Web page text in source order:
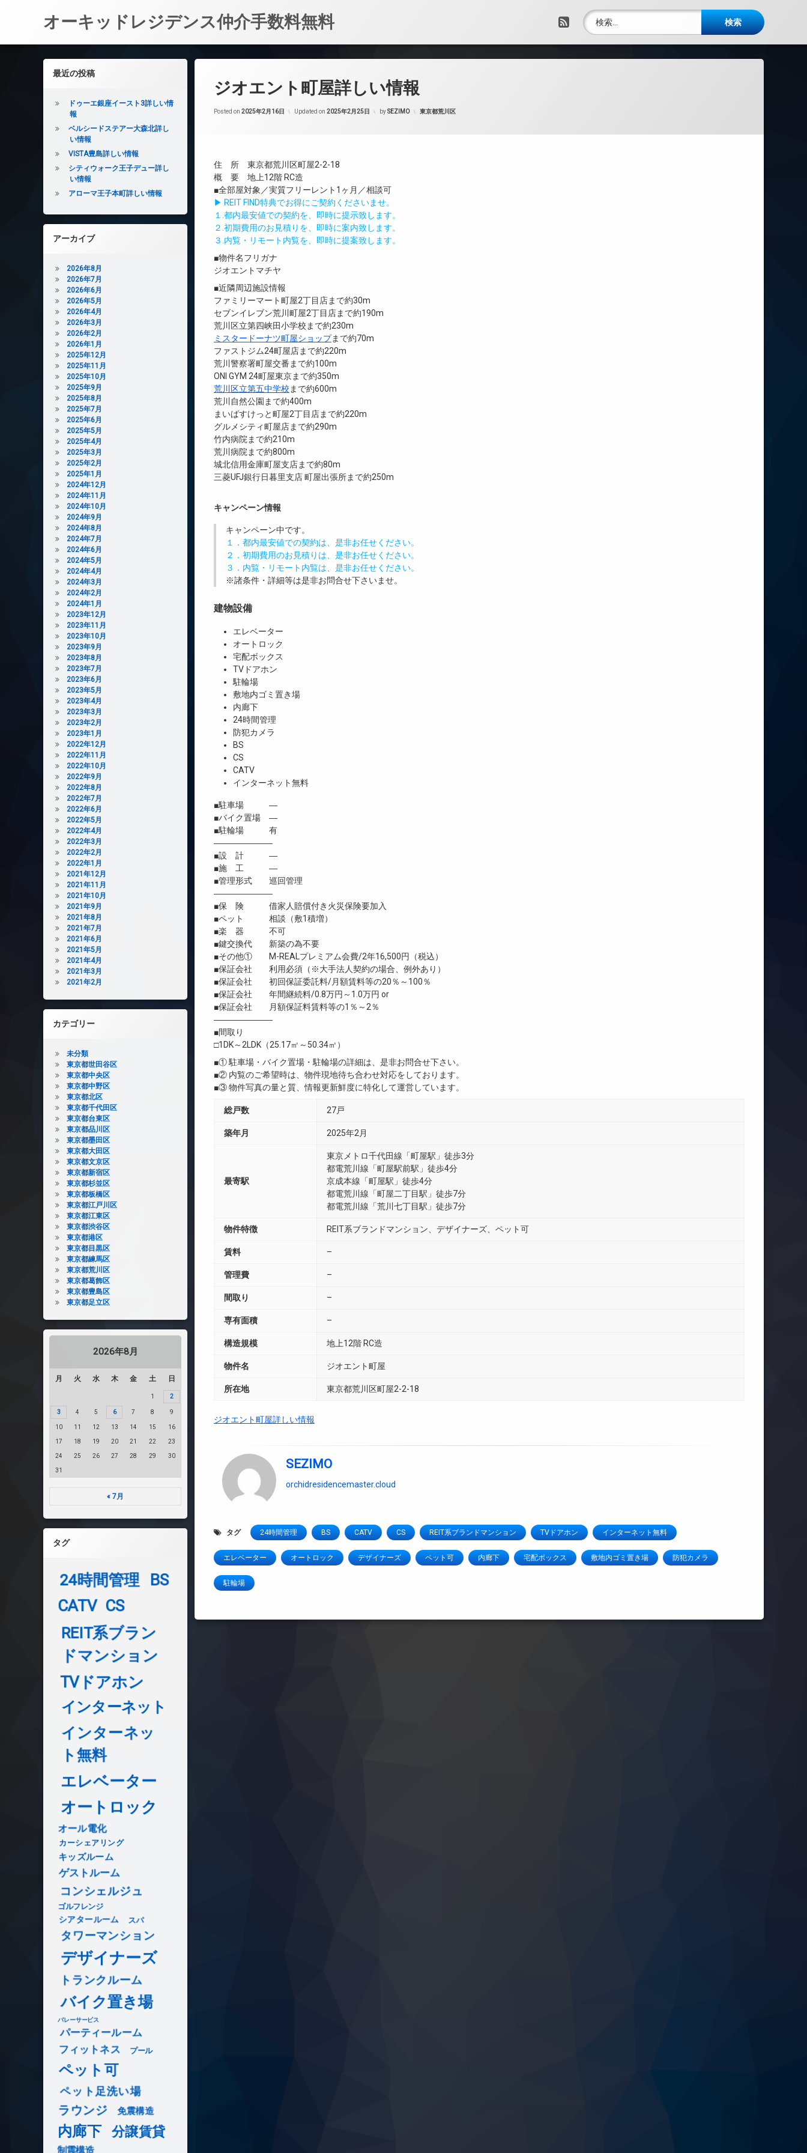
オーキッドレジデンス仲介手数料無料 RSS
検索:
ジオエント町屋詳しい情報
Posted on 2025年2月16日 Updated on 2025年2月25日 bySEZIMO カテゴリー:
東京都荒川区
住 所 東京都荒川区町屋2-2-18
概 要 地上12階 RC造
■全部屋対象／実質フリーレント1ヶ月／相談可
▶ REIT FIND特典でお得にご契約くださいませ。
１.都内最安値での契約を、即時に提示致します。
２.初期費用のお見積りを、即時に案内致します。
３.内覧・リモート内覧を、即時に提案致します。
■物件名フリガナ
ジオエントマチヤ
■近隣周辺施設情報
ファミリーマート町屋2丁目店まで約30m
セブンイレブン荒川町屋2丁目店まで約190m
荒川区立第四峡田小学校まで約230m
ミスタードーナツ町屋ショップまで約70m
ファストジム24町屋店まで約220m
荒川警察署町屋交番まで約100m
ONI GYM 24町屋東京まで約350m
荒川区立第五中学校 まで約600m
荒川自然公園まで約400m
まいばすけっと町屋2丁目店まで約220m
グルメシティ町屋店まで約290m
竹内病院まで約210m
荒川病院まで約800m
城北信用金庫町屋支店まで約80m
三菱UFJ銀行日暮里支店 町屋出張所まで約250m
キャンペーン情報
キャンペーン中です。
１．都内最安値での契約は、是非お任せください。
２．初期費用のお見積りは、是非お任せください。
３．内覧・リモート内覧は、是非お任せください。
※諸条件・詳細等は是非お問合せ下さいませ。
建物設備
エレベーター
オートロック
宅配ボックス
TVドアホン
駐輪場
敷地内ゴミ置き場
内廊下
24時間管理
防犯カメラ
BS
CS
CATV
インターネット無料
■駐車場 ―
■バイク置場 ―
■駐輪場 有
―――――――
■設 計 ―
■施 工 ―
■管理形式 巡回管理
―――――――
■保 険 借家人賠償付き火災保険要加入
■ペット 相談（敷1積増）
■楽 器 不可
■鍵交換代 新築の為不要
■その他① M-REALプレミアム会費/2年16,500円（税込）
■保証会社 利用必須（※大手法人契約の場合、例外あり）
■保証会社 初回保証委託料/月額賃料等の20％～100％
■保証会社 年間継続料/0.8万円～1.0万円 or
■保証会社 月額保証料賃料等の1％～2％
―――――――
■間取り
□1DK～2LDK（25.17㎡～50.34㎡）
■① 駐車場・バイク置場・駐輪場の詳細は、是非お問合せ下さい。
■② 内覧のご希望時は、物件現地待ち合わせ対応をしております。
■③ 物件写真の量と質、情報更新鮮度に特化して運営しています。
総戸数 27戸
築年月 2025年2月
最寄駅
東京メトロ千代田線「町屋駅」徒歩3分
都電荒川線「町屋駅前駅」徒歩4分
京成本線「町屋駅」徒歩4分
都電荒川線「町屋二丁目駅」徒歩7分
都電荒川線「荒川七丁目駅」徒歩7分
物件特徴 REIT系ブランドマンション、デザイナーズ、ペット可
賃料 –
管理費 –
間取り –
専有面積 –
構造規模 地上12階 RC造
物件名 ジオエント町屋
所在地 東京都荒川区町屋2-2-18
ジオエント町屋詳しい情報
SEZIMO
orchidresidencemaster.cloud
タグ 24時間管理 BS CATV CS REIT系ブランドマンション TVドアホン インターネット無料
エレベーター オートロック デザイナーズ ペット可 内廊下 宅配ボックス 敷地内ゴミ置き場 防犯カメラ
駐輪場
左サイドバー
最近の投稿
ドゥーエ銀座イースト3詳しい情
報
ベルシードステアー大森北詳し
い情報
VISTA豊島詳しい情報
シティウォーク王子デュー詳し
い情報
アローマ王子本町詳しい情報
アーカイブ
2026年8月
2026年7月
2026年6月
2026年5月
2026年4月
2026年3月
2026年2月
2026年1月
2025年12月
2025年11月
2025年10月
2025年9月
2025年8月
2025年7月
2025年6月
2025年5月
2025年4月
2025年3月
2025年2月
2025年1月
2024年12月
2024年11月
2024年10月
2024年9月
2024年8月
2024年7月
2024年6月
2024年5月
2024年4月
2024年3月
2024年2月
2024年1月
2023年12月
2023年11月
2023年10月
2023年9月
2023年8月
2023年7月
2023年6月
2023年5月
2023年4月
2023年3月
2023年2月
2023年1月
2022年12月
2022年11月
2022年10月
2022年9月
2022年8月
2022年7月
2022年6月
2022年5月
2022年4月
2022年3月
2022年2月
2022年1月
2021年12月
2021年11月
2021年10月
2021年9月
2021年8月
2021年7月
2021年6月
2021年5月
2021年4月
2021年3月
2021年2月
カテゴリー
未分類
東京都世田谷区
東京都中央区
東京都中野区
東京都北区
東京都千代田区
東京都台東区
東京都品川区
東京都墨田区
東京都大田区
東京都文京区
東京都新宿区
東京都杉並区
東京都板橋区
東京都江戸川区
東京都江東区
東京都渋谷区
東京都港区
東京都目黒区
東京都練馬区
東京都荒川区
東京都葛飾区
東京都豊島区
東京都足立区
2026年8月
月 火 水 木 金 土 日
1 2
3 4 5 6 7 8 9
10 11 12 13 14 15 16
17 18 19 20 21 22 23
24 25 26 27 28 29 30
31
« 7月
タグ
24時間管理
BS
CATV CS
REIT系ブラン
ドマンション
TVドアホン
インターネット
インターネッ
ト無料
エレベーター
オートロック
オール電化
カーシェアリング
キッズルーム
ゲストルーム
コンシェルジュ
ゴルフレンジ
シアタールーム スパ
タワーマンション
デザイナーズ
トランクルーム
バイク置き場
バレーサービス
パーティールーム
フィットネス プール
ペット可
ペット足洗い場
ラウンジ 免震構造
内廊下 分譲賃貸
制震構造